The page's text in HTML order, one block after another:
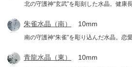
北の守護神“玄武”を彫刻した水晶。健康
朱雀水晶（南） 10mm
南の守護神“朱雀”を彫り込んだ水晶。恋
青龍水晶（東） 10mm